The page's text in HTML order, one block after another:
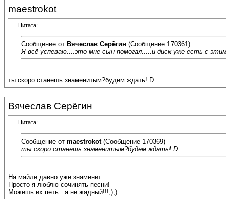
maestrokot
Цитата:
Сообщение от Вячеслав Серёгин (Сообщение 170361)
Я всё успеваю....это мне сын помогал.....и диск уже есть с
ты скоро станешь знаменитым?будем ждать!:D
Вячеслав Серёгин
Цитата:
Сообщение от maestrokot(Сообщение 170369)
ты скоро станешь знаменитым?будем ждать!:D
На майле давно уже знаменит.....
Просто я люблю сочинять песни!
Можешь их петь...я не жадный!!!;);)